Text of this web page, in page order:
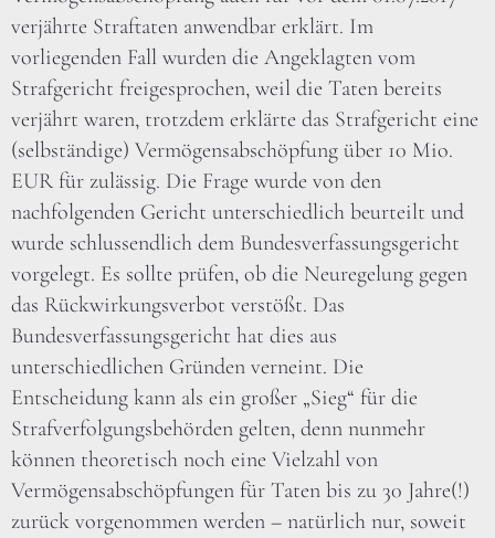
verjährte Straftaten anwendbar erklärt. Im
vorliegenden Fall wurden die Angeklagten vom
Strafgericht freigesprochen, weil die Taten bereits
verjährt waren, trotzdem erklärte das Strafgericht eine
(selbständige) Vermögensabschöpfung über 10 Mio.
EUR für zulässig. Die Frage wurde von den
nachfolgenden Gericht unterschiedlich beurteilt und
wurde schlussendlich dem Bundesverfassungsgericht
vorgelegt. Es sollte prüfen, ob die Neuregelung gegen
das Rückwirkungsverbot verstößt. Das
Bundesverfassungsgericht hat dies aus
unterschiedlichen Gründen verneint. Die
Entscheidung kann als ein großer „Sieg“ für die
Strafverfolgungsbehörden gelten, denn nunmehr
können theoretisch noch eine Vielzahl von
Vermögensabschöpfungen für Taten bis zu 30 Jahre(!)
zurück vorgenommen werden – natürlich nur, soweit